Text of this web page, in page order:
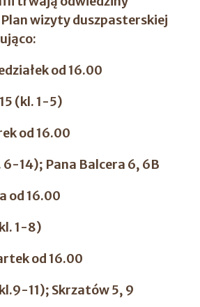
wizyty duszpasterskiej
od 16.00
(kl. 1-5)
od 16.00
6-14); Pana Balcera 6, 6B
od 16.00
1-8)
od 16.00
11); Skrzatów 5, 9